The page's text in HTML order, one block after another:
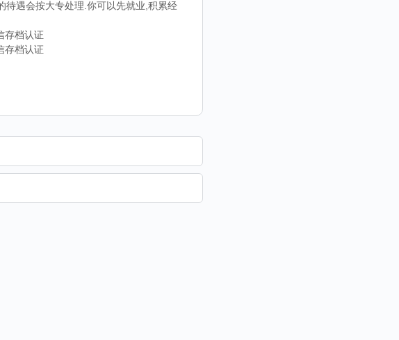
待遇会按大专处理.你可以先就业,积累经
存档认证
存档认证